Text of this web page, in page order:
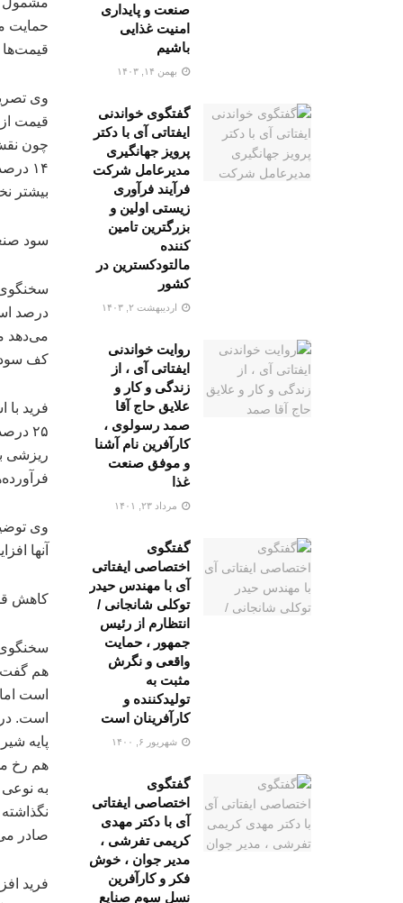
حمایت
قیمت‌ها
بیشتر
سود
کف سود مصوب آن
۲۵
ریزشی
وی
آنها
کاهش
سخنگوی
هم
است
به
صادر
فرید
صنعت و پایداری
امنیت غذایی
باشیم
بهمن ۱۴, ۱۴۰۳
گفتگوی خواندنی
ایفتاتی آی با دکتر
پرویز جهانگیری
مدیرعامل شرکت
فرآیند فرآوری
زیستی اولین و
بزرگترین تامین
کننده
مالتودکسترین در
کشور
اردیبهشت ۲, ۱۴۰۳
روایت خواندنی
ایفتاتی آی ، از
زندگی و کار و
علایق حاج آقا
صمد رسولوی ،
کارآفرین نام آشنا
و موفق صنعت
غذا
مرداد ۲۳, ۱۴۰۱
گفتگوی
اختصاصی ایفتاتی
آی با مهندس حیدر
توکلی شانجانی /
انتظارم از رئیس
جمهور ، حمایت
واقعی و نگرش
مثبت به
تولیدکننده و
کارآفرینان است
شهریور ۶, ۱۴۰۰
گفتگوی
اختصاصی ایفتاتی
آی با دکتر مهدی
کریمی تفرشی ،
مدیر جوان ، خوش
فکر و کارآفرین
نسل سوم صنایع